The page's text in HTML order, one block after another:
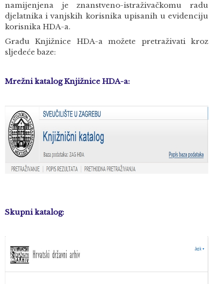
namijenjena je znanstveno-istraživačkomu radu
djelatnika i vanjskih korisnika upisanih u evidenciju
korisnika HDA-a.
Građu Knjižnice HDA-a možete pretraživati kroz
sljedeće baze:
Mrežni katalog Knjižnice HDA-a:
Skupni katalog: